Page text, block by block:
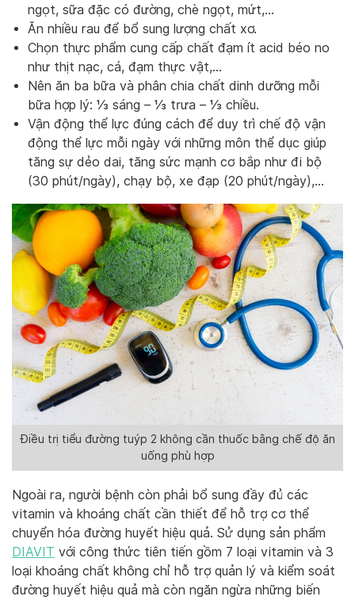
ngọt, sữa đặc có đường, chè ngọt, mứt,…
Ăn nhiều rau để bổ sung lượng chất xơ.
Chọn thực phẩm cung cấp chất đạm ít acid béo no
như thịt nạc, cá, đạm thực vật,…
Nên ăn ba bữa và phân chia chất dinh dưỡng mỗi
bữa hợp lý: ⅓ sáng – ⅓ trưa – ⅓ chiều.
Vận động thể lực đúng cách để duy trì chế độ vận
động thể lực mỗi ngày với những môn thể dục giúp
tăng sự dẻo dai, tăng sức mạnh cơ bắp như đi bộ
(30 phút/ngày), chạy bộ, xe đạp (20 phút/ngày),…
Điều trị tiểu đường tuýp 2 không cần thuốc bằng chế độ ăn
uống phù hợp
Ngoài ra, người bệnh còn phải bổ sung đầy đủ các
vitamin và khoáng chất cần thiết để hỗ trợ cơ thể
chuyển hóa đường huyết hiệu quả. Sử dụng sản phẩm
DIAVIT với công thức tiên tiến gồm 7 loại vitamin và 3
loại khoáng chất không chỉ hỗ trợ quản lý và kiểm soát
đường huyết hiệu quả mà còn ngăn ngừa những biến